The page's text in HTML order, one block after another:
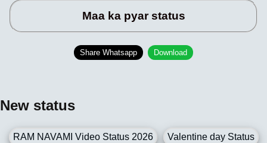
Maa ka pyar status
Share Whatsapp Download
New status
RAM NAVAMI Video Status 2026 Valentine day Status